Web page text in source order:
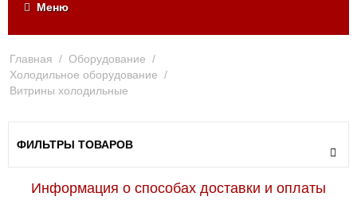
Меню
Главная / Оборудование /
Холодильное оборудование /
Витрины холодильные
ФИЛЬТРЫ ТОВАРОВ
Информация о способах доставки и оплаты